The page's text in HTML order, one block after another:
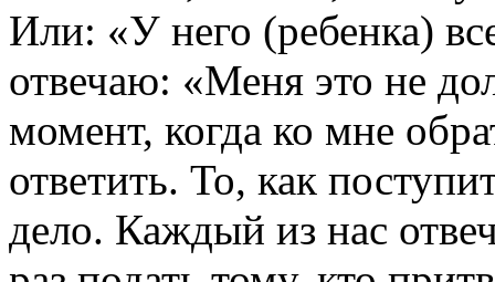
Или: «У него (ребенка)
отвечаю: «Меня это не
момент, когда ко мне
ответить. То, как
дело. Каждый из нас